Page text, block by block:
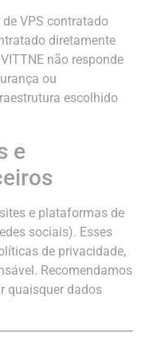
VPS contratado
diretamente
não responde
ou
escolhido
e
e plataformas de
sociais). Esses
de privacidade,
Recomendamos
quaisquer dados